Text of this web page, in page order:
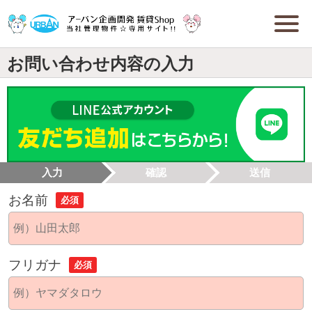
お問い合わせ内容の入力
入力 確認 送信
お名前 必須
フリガナ 必須